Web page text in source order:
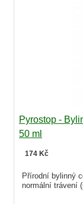
Pyrostop -
50 ml
174 Kč
Přírodní bylinný
normální trávení